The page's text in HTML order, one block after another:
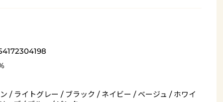
/ ライトグレー / ブラック / ネイビー / ベージュ / ホワイ